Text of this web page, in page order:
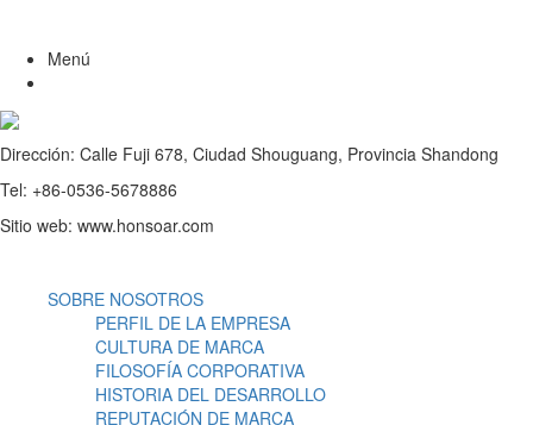
Menú
Dirección: Calle Fuji 678, Ciudad Shouguang, Provincia Shandong
Tel: +86-0536-5678886
Sitio web: www.honsoar.com
SOBRE NOSOTROS
PERFIL DE LA EMPRESA
CULTURA DE MARCA
FILOSOFÍA CORPORATIVA
HISTORIA DEL DESARROLLO
REPUTACIÓN DE MARCA